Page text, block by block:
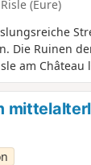
(Eure)
Die Ruinen
am Château
dem
des
und
18.